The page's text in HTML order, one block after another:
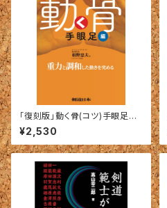
「復刻版」動く骨(コツ)手眼足編
―重力と調和した動きを究める
（栢野忠夫＝著）
¥2,530